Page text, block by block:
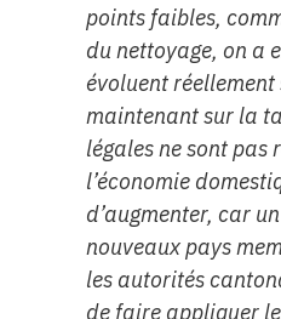
points faibles,
du nettoyage, on a
évoluent
maintenant sur la
légales ne sont
l’économie
d’augmenter, car
nouveaux pays
les autorités
de faire appliquer